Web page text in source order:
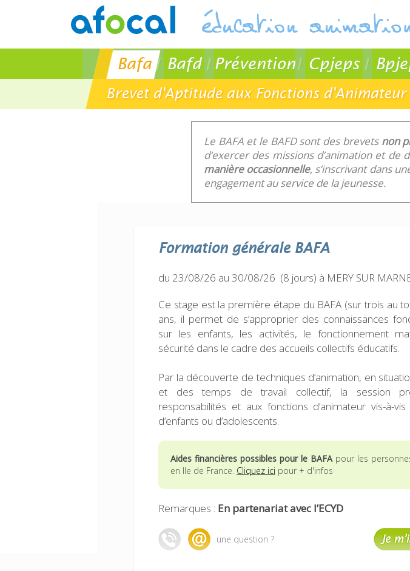
Bafa Bafd Prévention Cpjeps
Brevet d'Aptitude aux Fonctions d'Animateur
Le BAFA et le BAFD sont des brevets non
d’exercer des missions d’animation et
manière occasionnelle, s’inscrivant dans
engagement au service de la jeunesse.
Formation généraleBAFA
du 23/08/26 au 30/08/26 (8 jours) à MERY SUR
Ce stage est la première étape du BAFA (sur trois au
ans, il permet de s’approprier des connaissances
sur les enfants, les activités, le fonctionnement
sécurité dans le cadre des accueils collectifs éducatifs.
Par la découverte de techniques d’animation, en
et des temps de travail collectif, la session
responsabilités et aux fonctions d’animateur vis-à-vis
d’enfants ou d’adolescents.
Aides financières possibles pour le BAFApour les
en Ile de France. Cliquez ici pour + d'infos
Remarques : En partenariat avec l’ECYD
une question ?